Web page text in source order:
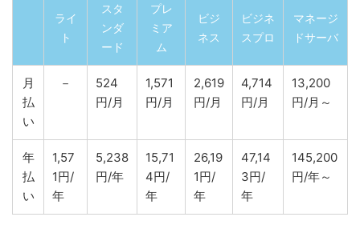
ライ
ト
スタ
ンダ
ード
プレ
ミア
ム
ビジ
ネス
ビジネ
スプロ
マネージ
ドサーバ
月
払
い
－
524
円/月
1,571
円/月
2,619
円/月
4,714
円/月
13,200
円/月～
年
払
い
1,57
1円/
年
5,238
円/年
15,71
4円/
年
26,19
1円/
年
47,14
3円/
年
145,200
円/年～